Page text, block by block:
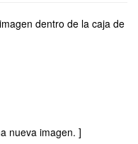
dentro de la caja de
nueva imagen. ]